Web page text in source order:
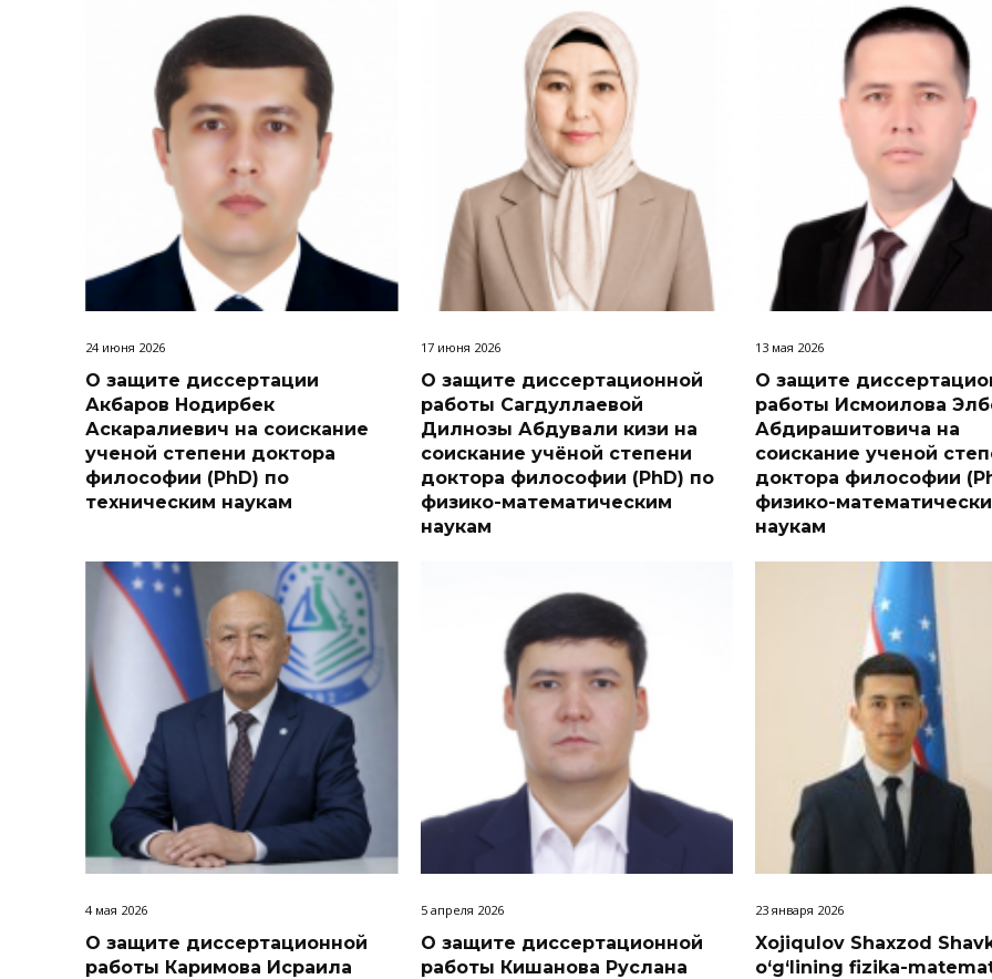
24 июня 2026
О защите диссертации
Акбаров Нодирбек
Аскаралиевич на соискание
ученой степени доктора
философии (PhD) по
техническим наукам
17 июня 2026
О защите диссертационной
работы Сагдуллаевой
Дилнозы Абдували кизи на
соискание учёной степени
доктора философии (PhD) по
физико-математическим
наукам
13 мая 2026
О защите
работы Исмоилова
Абдирашитовича на
соискание ученой
доктора философии
физико-
наукам
4 мая 2026
О защите диссертационной
работы Каримова Исраила
5 апреля 2026
О защите диссертационной
работы Кишанова Руслана
23 января 2026
Xojiqulov Shaxzod
o‘g‘lining fizika-